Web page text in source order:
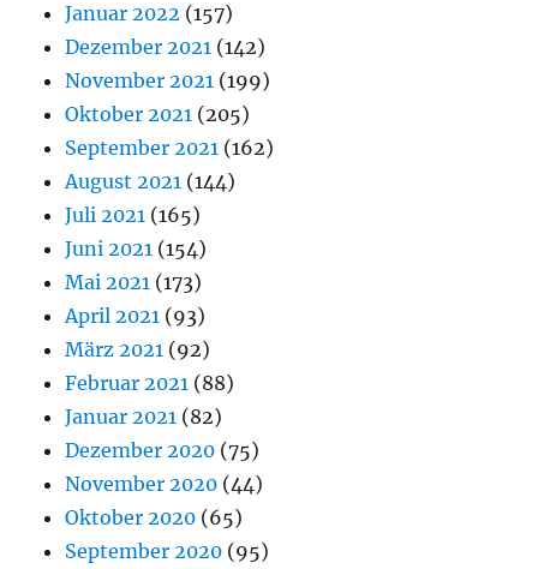
Januar 2022 (157)
Dezember 2021 (142)
November 2021 (199)
Oktober 2021 (205)
September 2021 (162)
August 2021 (144)
Juli 2021 (165)
Juni 2021 (154)
Mai 2021 (173)
April 2021 (93)
März 2021 (92)
Februar 2021 (88)
Januar 2021 (82)
Dezember 2020 (75)
November 2020 (44)
Oktober 2020 (65)
September 2020 (95)